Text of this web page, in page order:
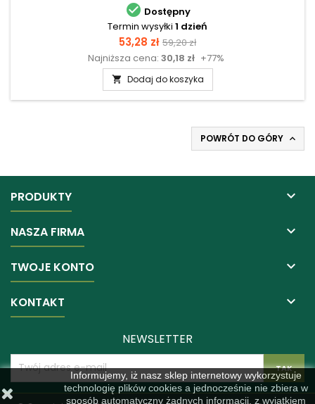
 Dostępny
Termin wysyłki 1 dzień
Cena
53,28 zł Cena
podstawowa
59,20 zł
Najniższa cena: 30,18 zł +77%
 Dodaj do koszyka
POWRÓT DO GÓRY 
PRODUKTY 
NASZA FIRMA 
TWOJE KONTO 
KONTAKT 
Informujemy, iż nasz sklep internetowy wykorzystuje
technologię plików cookies a jednocześnie nie zbiera w
sposób automatyczny żadnych informacji, z wyjątkiem
NEWSLETTER